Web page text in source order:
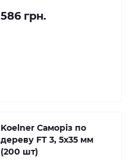
586 грн.
Koelner Саморіз по
дереву FT 3, 5x35 мм
(200 шт)